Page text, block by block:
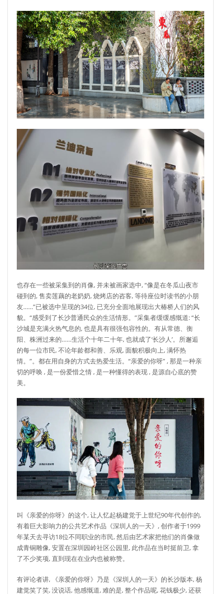
也存在一些被采集到的肖像, 并未被画家选中, “像是在冬瓜山夜市
碰到的, 售卖莲藕的老奶奶, 烧烤店的咨客, 等待座位时读书的小朋
友……”已被选中呈现的34位, 已充分全面地展现出大椿桥人们的风
貌。“感受到了长沙普通民众的生活情形。”采集者缓缓感慨道: “长
沙城是充满火热气息的, 也是具有很强包容性的。有从常德、衡
阳、株洲过来的……生活个十年二十年, 也就成了‘长沙人’。所邂逅
的每一位市民, 不论年龄都和善、乐观, 面貌积极向上, 满怀热
情。”。都在用自身的方式去热爱生活。“亲爱的你呀” , 那是一种亲
切的呼唤 , 是一份爱惜之情 , 是一种懂得的表现 , 是源自心底的赞
美。
叫《亲爱的你呀》的这个, 让人忆起杨建觉于上世纪90年代创作的,
有着巨大影响力的公共艺术作品《深圳人的一天》, 创作者于1999
年某天去寻访18位不同职业的市民, 然后由艺术家把他们的肖像做
成青铜雕像, 安置在深圳园岭社区公园里, 此作品在当时挺前卫, 拿
了不少奖项, 直到现在在业内也被称赞。
有评论者讲, 《亲爱的你呀》乃是《深圳人的一天》的长沙版本, 杨
建觉笑了笑, 没说话, 他感慨道, 难的是, 整个作品呢, 花钱极少, 还获